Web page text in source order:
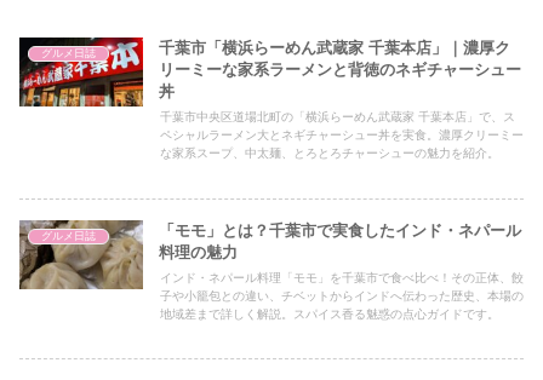
グルメ日誌
千葉市「横浜らーめん武蔵家 千葉本店」｜濃厚ク
リーミーな家系ラーメンと背徳のネギチャーシュー
丼
千葉市中央区道場北町の「横浜らーめん武蔵家 千葉本店」で、ス
ペシャルラーメン大とネギチャーシュー丼を実食。濃厚クリーミー
な家系スープ、中太麺、とろとろチャーシューの魅力を紹介。
グルメ日誌
「モモ」とは？千葉市で実食したインド・ネパール
料理の魅力
インド・ネパール料理「モモ」を千葉市で食べ比べ！その正体、餃
子や小籠包との違い、チベットからインドへ伝わった歴史、本場の
地域差まで詳しく解説。スパイス香る魅惑の点心ガイドです。